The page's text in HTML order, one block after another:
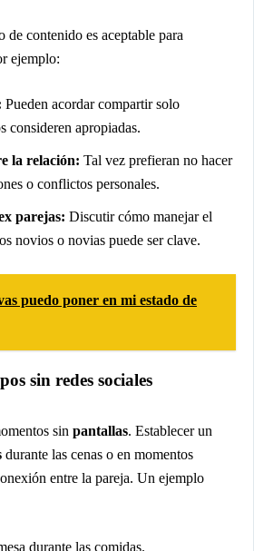
contenido es aceptable para
ejemplo:
Pueden acordar compartir solo
consideren apropiadas.
la relación: Tal vez prefieran no hacer
o conflictos personales.
parejas: Discutir cómo manejar el
novios o novias puede ser clave.
puedo poner en mi estado de
sin redes sociales
sin pantallas. Establecer un
durante las cenas o en momentos
entre la pareja. Un ejemplo
durante las comidas.